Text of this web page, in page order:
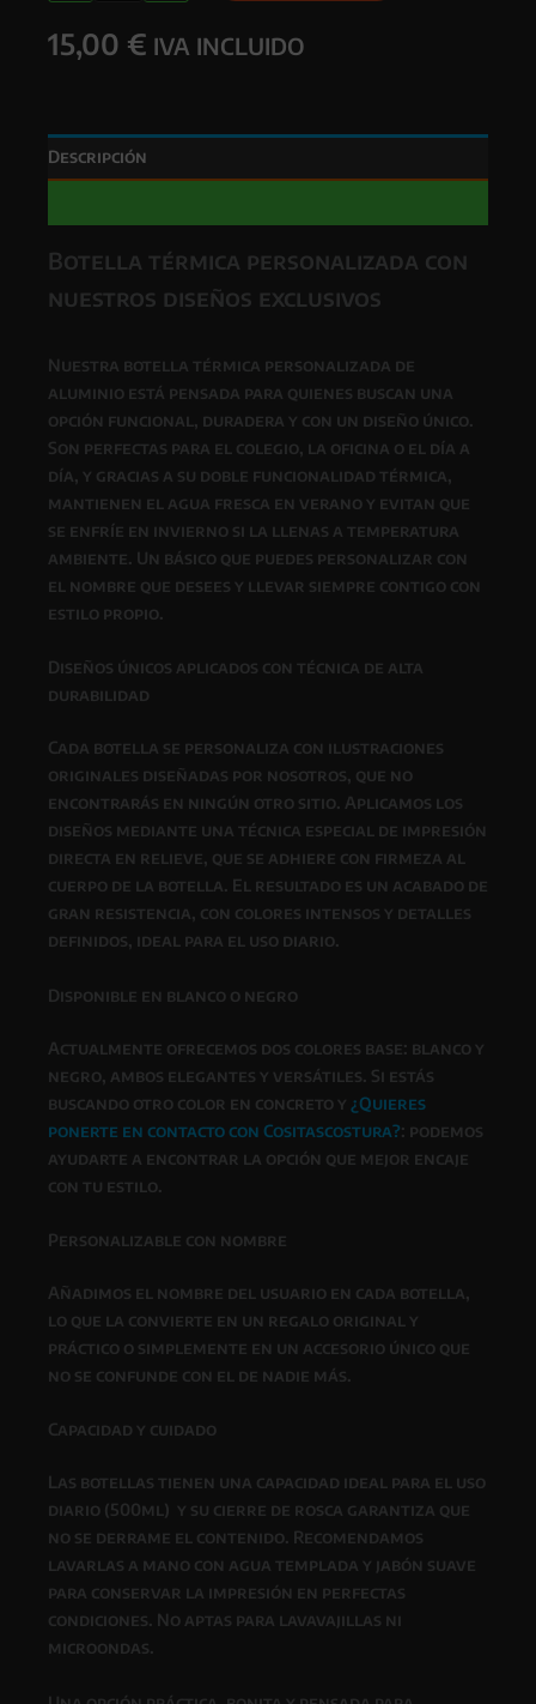
con
Nuestros
cantidad
15,00 € IVA INCLUIDO
Descripción
Botella térmica personalizada con
nuestros diseños exclusivos
Nuestra botella térmica personalizada de
aluminio está pensada para quienes buscan una
opción funcional, duradera y con un diseño único.
Son perfectas para el colegio, la oficina o el día a
día, y gracias a su doble funcionalidad térmica,
mantienen el agua fresca en verano y evitan que
se enfríe en invierno si la llenas a temperatura
ambiente. Un básico que puedes personalizar con
el nombre que desees y llevar siempre contigo con
estilo propio.
Diseños únicos aplicados con técnica de alta
durabilidad
Cada botella se personaliza con ilustraciones
originales diseñadas por nosotros, que no
encontrarás en ningún otro sitio. Aplicamos los
diseños mediante una técnica especial de impresión
directa en relieve, que se adhiere con firmeza al
cuerpo de la botella. El resultado es un acabado de
gran resistencia, con colores intensos y detalles
definidos, ideal para el uso diario.
Disponible en blanco o negro
Actualmente ofrecemos dos colores base: blanco y
negro, ambos elegantes y versátiles. Si estás
buscando otro color en concreto y ¿Quieres
ponerte en contacto con Cositascostura?: podemos
ayudarte a encontrar la opción que mejor encaje
con tu estilo.
Personalizable con nombre
Añadimos el nombre del usuario en cada botella,
lo que la convierte en un regalo original y
práctico o simplemente en un accesorio único que
no se confunde con el de nadie más.
Capacidad y cuidado
Las botellas tienen una capacidad ideal para el uso
diario (500ml) y su cierre de rosca garantiza que
no se derrame el contenido. Recomendamos
lavarlas a mano con agua templada y jabón suave
para conservar la impresión en perfectas
condiciones. No aptas para lavavajillas ni
microondas.